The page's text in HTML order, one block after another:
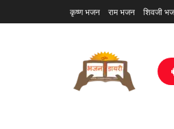
कृष्ण भजन राम भजन शिवजी